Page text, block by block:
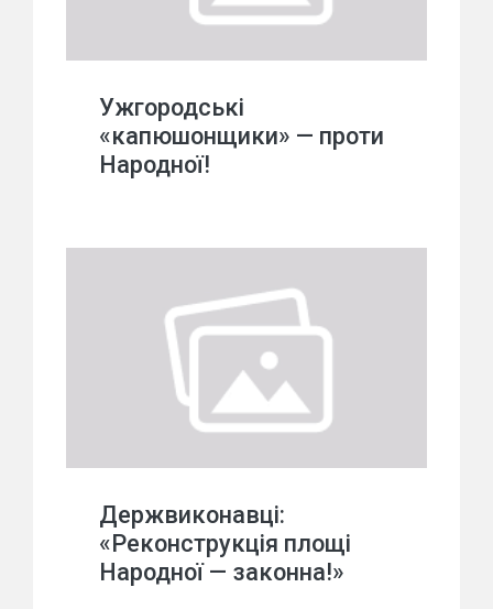
Ужгородські
«капюшонщики» — проти
Народної!
Держвиконавці:
«Реконструкція площі
Народної — законна!»